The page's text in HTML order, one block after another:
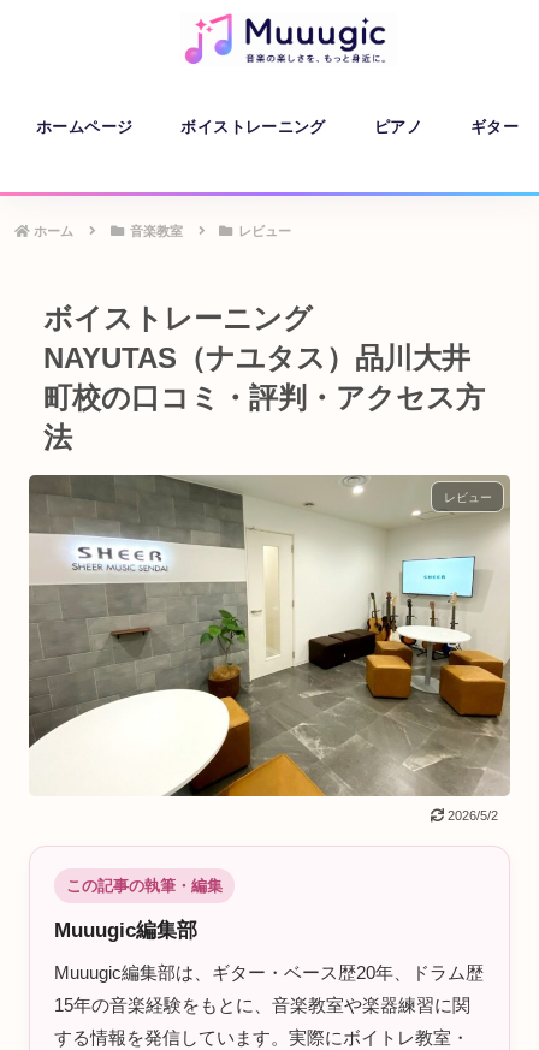
ホームページ ボイストレーニング ピアノ ギター
ホーム 音楽教室 レビュー
ボイストレーニング
NAYUTAS（ナユタス）品川大井
町校の口コミ・評判・アクセス方
法
レビュー
2026/5/2
この記事の執筆・編集
Muuugic編集部
Muuugic編集部は、ギター・ベース歴20年、ドラム歴
15年の音楽経験をもとに、音楽教室や楽器練習に関
する情報を発信しています。実際にボイトレ教室・